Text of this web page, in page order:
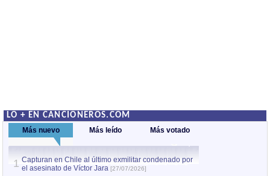
LO + EN CANCIONEROS.COM
Más nuevo Más leído Más votado
1 Capturan en Chile al último exmilitar condenado por
el asesinato de Víctor Jara [27/07/2026]